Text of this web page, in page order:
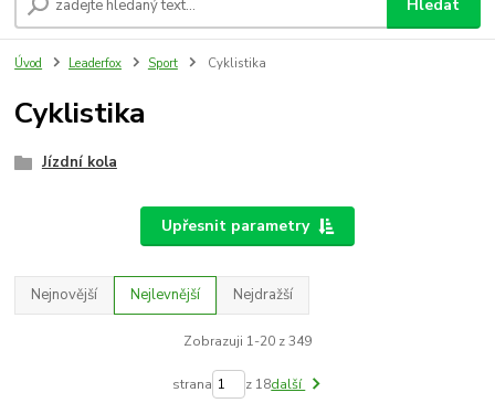
Hledat
Úvod Leaderfox Sport Cyklistika
Cyklistika
Jízdní kola
Upřesnit parametry
Nejnovější Nejlevnější Nejdražší
Zobrazuji 1-20 z 349
strana z 18další